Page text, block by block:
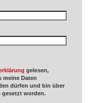
gelesen,
meine Daten
dürfen und bin über
gesetzt worden.